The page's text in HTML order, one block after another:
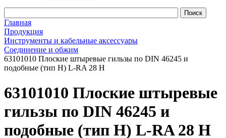
Главная
Продукция
Инструменты и кабельные аксессуары
Соединение и обжим
63101010 Плоские штыревые гильзы по DIN 46245 и
подобные (тип H) L-RA 28 H
63101010 Плоские штыревые
гильзы по DIN 46245 и
подобные (тип H) L-RA 28 H